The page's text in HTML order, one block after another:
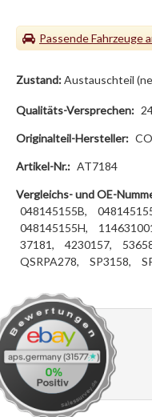
Passende Fahrzeuge
Zustand:Austauschteil
Qualitäts-Versprechen:
Originalteil-Hersteller:
Artikel-Nr.: AT7184
Vergleichs- und OE-
048145155B,
048145155H,
37181,
4230157,
QSRPA278,
SP3158,